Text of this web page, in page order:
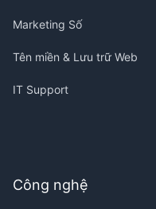
Marketing Số
Tên miền & Lưu trữ Web
IT Support
Công nghệ